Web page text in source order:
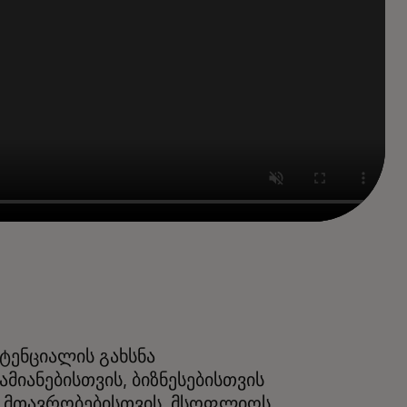
გახსნა
ბიზნესებისთვის